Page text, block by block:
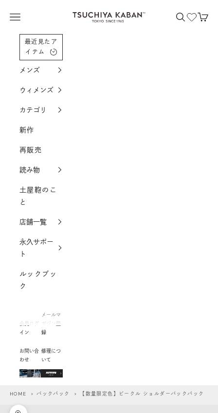
土屋鞄製造所
メニューを開く 検索を開く
カー
最近見たア
イテム
メンズ
ウィメンズ
カテゴリ
新作
再販売
読み物
土屋鞄のこ
と
店舗一覧
永久サポー
ト
ルックブッ
ク
会員ログ
イン
メールマ
ガジン登
録
お問い合
わせ
修理につ
いて
HOME >バックパック > 【数量限定色】ビークル ショルダーバックパック